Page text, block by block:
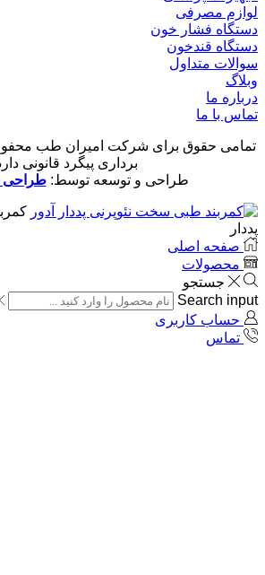
لوازم مصرفی
دستگاه فشار خون
دستگاه قندخون
سوالات متداول
وبلاگ
درباره ما
تماس با ما
تمامی حقوق برای شرکت امیران طب
برداری پیگرد قانونی
طراحی و توسعه توسط:طراحی
پددار
صفحه اصلی
محصولات
جستجو
Search input
حساب کاربری
تماس